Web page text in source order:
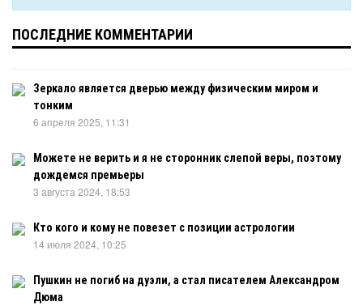
ПОСЛЕДНИЕ КОММЕНТАРИИ
Зеркало является дверью между физическим миром и
тонким
6 апреля 2025, 11:31
Можете не верить и я не сторонник слепой веры, поэтому
дождемся премьеры
3 августа 2024, 18:53
Кто кого и кому не повезет с позиции астрологии
14 июля 2024, 10:25
Пушкин не погиб на дуэли, а стал писателем Александром
Дюма